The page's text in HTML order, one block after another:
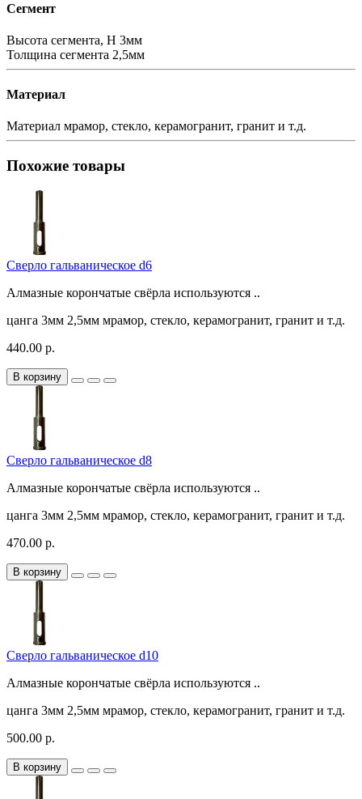
Сегмент
Высота сегмента, H 3мм
Толщина сегмента 2,5мм
Материал
Материал мрамор, стекло, керамогранит, гранит и т.д.
Похожие товары
Сверло гальваническое d6
Алмазные корончатые свёрла используются ..
цанга 3мм 2,5мм мрамор, стекло, керамогранит, гранит и т.д.
440.00 р.
В корзину
Сверло гальваническое d8
Алмазные корончатые свёрла используются ..
цанга 3мм 2,5мм мрамор, стекло, керамогранит, гранит и т.д.
470.00 р.
В корзину
Сверло гальваническое d10
Алмазные корончатые свёрла используются ..
цанга 3мм 2,5мм мрамор, стекло, керамогранит, гранит и т.д.
500.00 р.
В корзину